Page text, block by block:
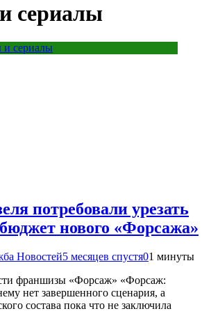
сериалы
сериалы
потребовали урезать
нового «Форсажа»
Новостей5 месяцев спустя01 минуты
франшизы «Форсаж» «Форсаж:
нет завершенного сценария, а
состава пока что не заключила